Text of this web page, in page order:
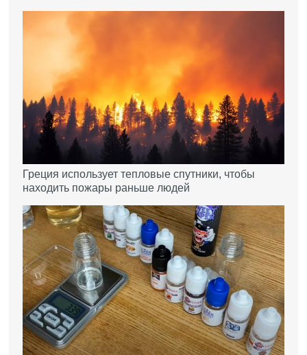
Греция использует тепловые спутники, чтобы
находить пожары раньше людей